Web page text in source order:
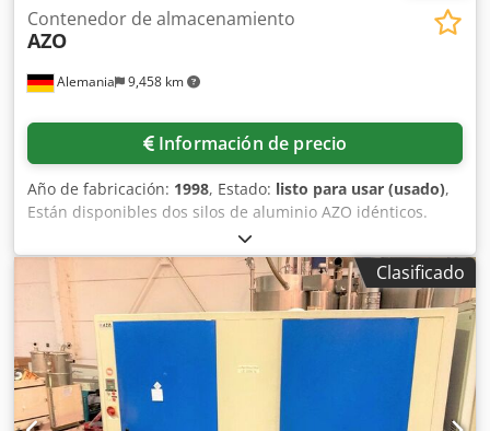
Alemania 9,458 km
Contenedor de almacenamiento
AZO
Información de precio
Año de fabricación: 1998, Estado: listo para usar (usado),
Están disponibles dos silos de aluminio AZO idénticos.
Volumen: 10m³/10000l, diámetro: aprox. 1960mm, altura:
aprox. 3300mm, productos: azúcar en polvo/cacao
(altamente desgrasado)/lactosa/suero/leche desnatada,
densidad aparente: 0,6kg-0,7kg/l, capacidad de transporte:
1500kg-2000kg/h, material: A2-2, marco: pintado. Incluye
pisos de descarga vibratorios, separadores, filtros
superiores, sistema de transporte neumático con soplador
de presión. Documentación disponible. Es posible realizar
una inspección in situ. Dcedouaftxspfx Apnek
Clasificado